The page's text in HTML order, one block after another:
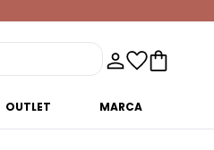
OUTLET MARCA